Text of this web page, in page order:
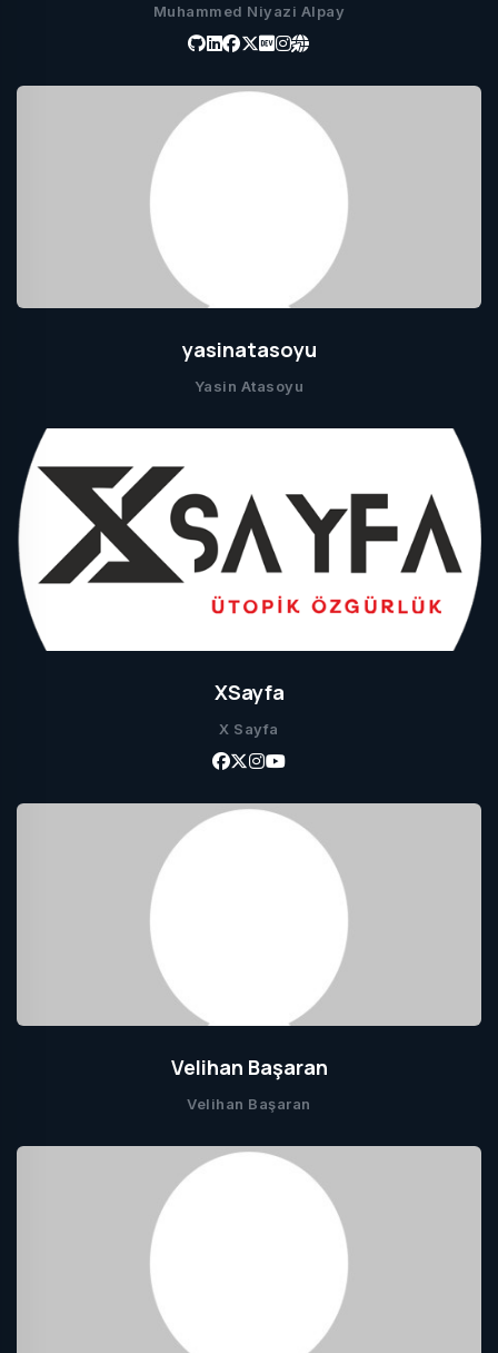
Muhammed Niyazi Alpay
yasinatasoyu
Yasin Atasoyu
XSayfa
X Sayfa
Velihan Başaran
Velihan Başaran